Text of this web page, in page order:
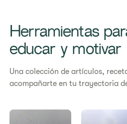
Herramientas
educar y motivar
Una colección de artículos,
acompañarte en tu trayectoria